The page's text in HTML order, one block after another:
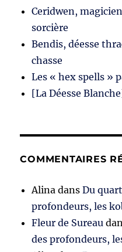
Ceridwen,
sorcière
Bendis, déesse
chasse
Les « hex spells »
[La Déesse
COMMENTAIRES
Alina dansDu
profondeurs, les
Fleur de Sureau
des profondeurs,